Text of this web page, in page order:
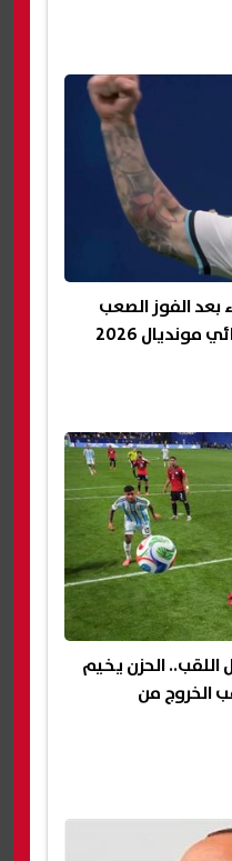
الفوز الصعب
2026
الحزن يخيم
الخروج من